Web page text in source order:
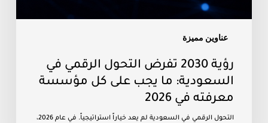
عناوين مميزة
رؤية 2030 تفرض التحول الرقمي في
السعودية: ما يجب على كل مؤسسة
معرفته في 2026
التحول الرقمي في السعودية لم يعد خياراً استراتيجياً. في عام 2026،